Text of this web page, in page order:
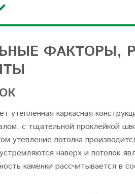
ФАКТОРЫ,
утепленная каркасная
с тщательной проклейкой
утепление потолка
наверх и потолок
каменки рассчитывается в